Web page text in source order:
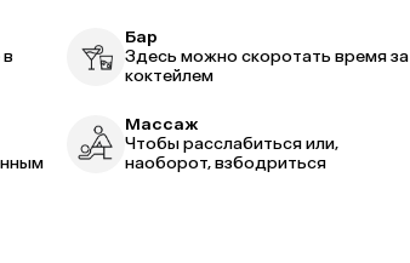
Бар
Здесь можно скоротать время за
коктейлем
Массаж
Чтобы расслабиться или,
наоборот, взбодриться